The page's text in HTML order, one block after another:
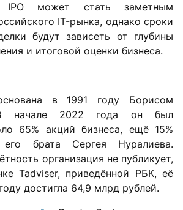
IPO может стать заметным
IT-рынка, однако сроки
будут зависеть от глубины
и итоговой оценки бизнеса.
в 1991 году Борисом
начале 2022 года он был
65% акций бизнеса, ещё 15%
брата Сергея Нуралиева.
организация не публикует,
Tadviser, приведённой РБК, её
достигла 64,9 млрд рублей.